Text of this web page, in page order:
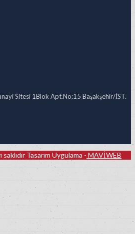
Sitesi 1Blok Apt.No:15 Başakşehir/İST.
Tasarım Uygulama - MAVİWEB